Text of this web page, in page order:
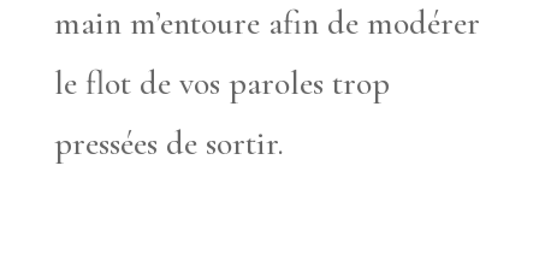
main m’entoure afin de modérer
le flot de vos paroles trop
pressées de sortir.